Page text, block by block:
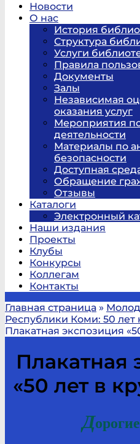
Новости
О нас
История
Структура
Услуги
Правила
Документы
Залы
Независимая
оказания услуг
Мероприятия
деятельности
Материалы по
безопасности
Доступная
Обращение
Отзывы
Каталоги
Электронный
Наши издания
Проекты
Клубы
Конкурсы
Коллегам
Контакты
Главная страница »
Республики Коми: 50 лет
Плакатная экспозиция
Плакатная
«50 лет в
Д